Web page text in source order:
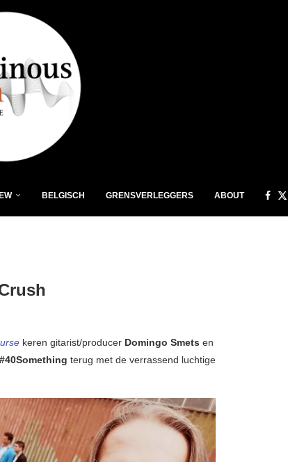
BELGISCH GRENSVERLEGGERS ABOUT
keren gitarist/producer Domingo Smets en
#40Something terug met de verrassend luchtige